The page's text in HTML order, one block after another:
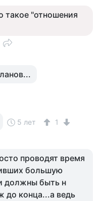
такое "отношения
5 лет 1
проводят время
большую
должны быть н
до конца...а ведь